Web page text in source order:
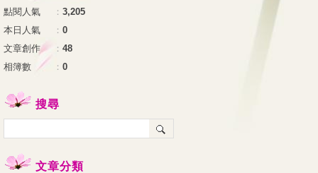
點閱人氣
： 3,205
本日人氣
： 0
文章創作
： 48
相簿數
： 0
搜尋
文章分類